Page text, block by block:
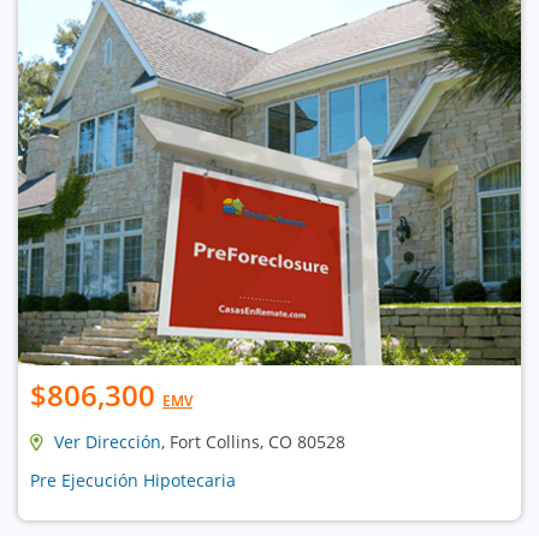
$806,300 EMV
Ver Dirección, Fort Collins, CO 80528
Pre Ejecución Hipotecaria